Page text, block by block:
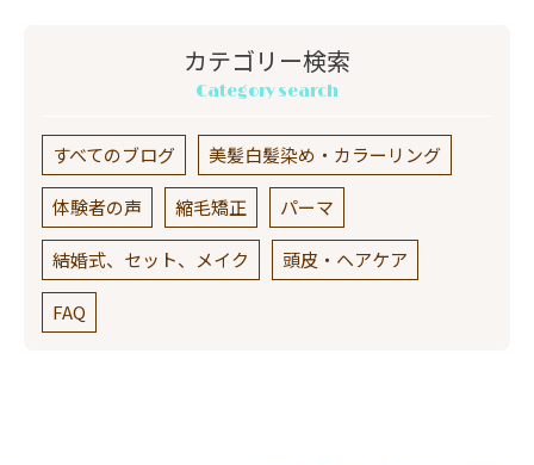
カテゴリー検索
Category search
すべてのブログ 美髪白髪染め・カラーリング
体験者の声 縮毛矯正 パーマ
結婚式、セット、メイク 頭皮・ヘアケア
FAQ